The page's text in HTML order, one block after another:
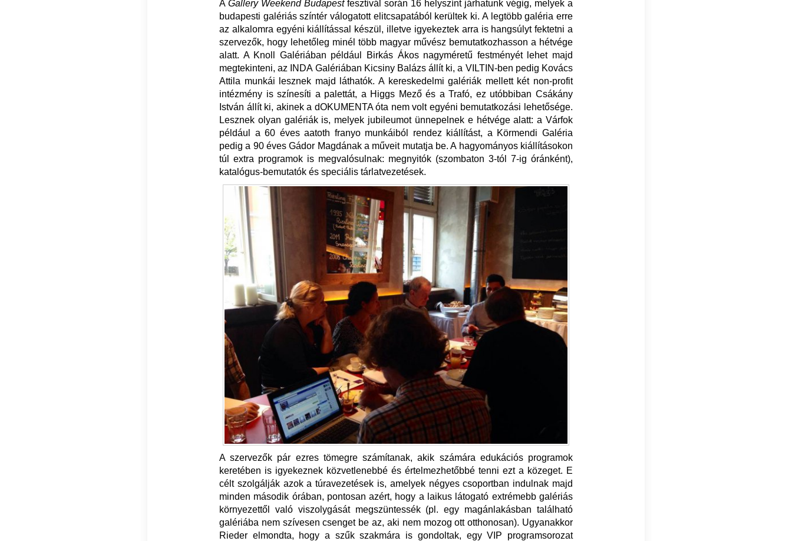
A Gallery Weekend Budapestfesztivál során 16 helyszínt járhatunk végig, melyek a
budapesti galériás színtér válogatott elitcsapatából kerültek ki. A legtöbb galéria erre
az alkalomra egyéni kiállítással készül, illetve igyekeztek arra is hangsúlyt fektetni a
szervezők, hogy lehetőleg minél több magyar művész bemutatkozhasson a hétvége
alatt. A Knoll Galériában például Birkás Ákos nagyméretű festményét lehet majd
megtekinteni, az INDA Galériában Kicsiny Balázs állít ki, a VILTIN-ben pedig Kovács
Attila munkái lesznek majd láthatók. A kereskedelmi galériák mellett két non-profit
intézmény is színesíti a palettát, a Higgs Mező és a Trafó, ez utóbbiban Csákány
István állít ki, akinek a dOKUMENTA óta nem volt egyéni bemutatkozási lehetősége.
Lesznek olyan galériák is, melyek jubileumot ünnepelnek e hétvége alatt: a Várfok
például a 60 éves aatoth franyo munkáiból rendez kiállítást, a Körmendi Galéria
pedig a 90 éves Gádor Magdának a műveit mutatja be. A hagyományos kiállításokon
túl extra programok is megvalósulnak: megnyitók (szombaton 3-tól 7-ig óránként),
katalógus-bemutatók és speciális tárlatvezetések.
A szervezők pár ezres tömegre számítanak, akik számára edukációs programok
keretében is igyekeznek közvetlenebbé és értelmezhetőbbé tenni ezt a közeget. E
célt szolgálják azok a túravezetések is, amelyek négyes csoportban indulnak majd
minden második órában, pontosan azért, hogy a laikus látogató extrémebb galériás
környezettől való viszolygását megszüntessék (pl. egy magánlakásban található
galériába nem szívesen csenget be az, aki nem mozog ott otthonosan). Ugyanakkor
Rieder elmondta, hogy a szűk szakmára is gondoltak, egy VIP programsorozat